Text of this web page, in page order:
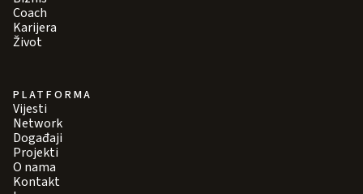
Coach
Karijera
Život
PLATFORMA
Vijesti
Network
Događaji
Projekti
O nama
Kontakt